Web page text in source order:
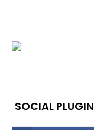
SOCIAL PLUGIN